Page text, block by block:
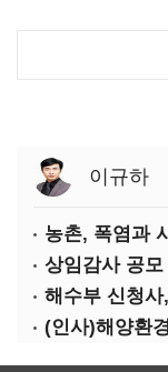
이규하
농촌, 폭염과
(인사)해양환